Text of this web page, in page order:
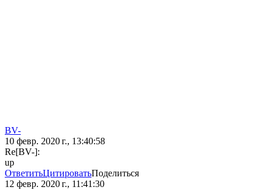
BV-
10 февр. 2020 г., 13:40:58
Re[BV-]:
up
ОтветитьЦитироватьПоделиться
12 февр. 2020 г., 11:41:30